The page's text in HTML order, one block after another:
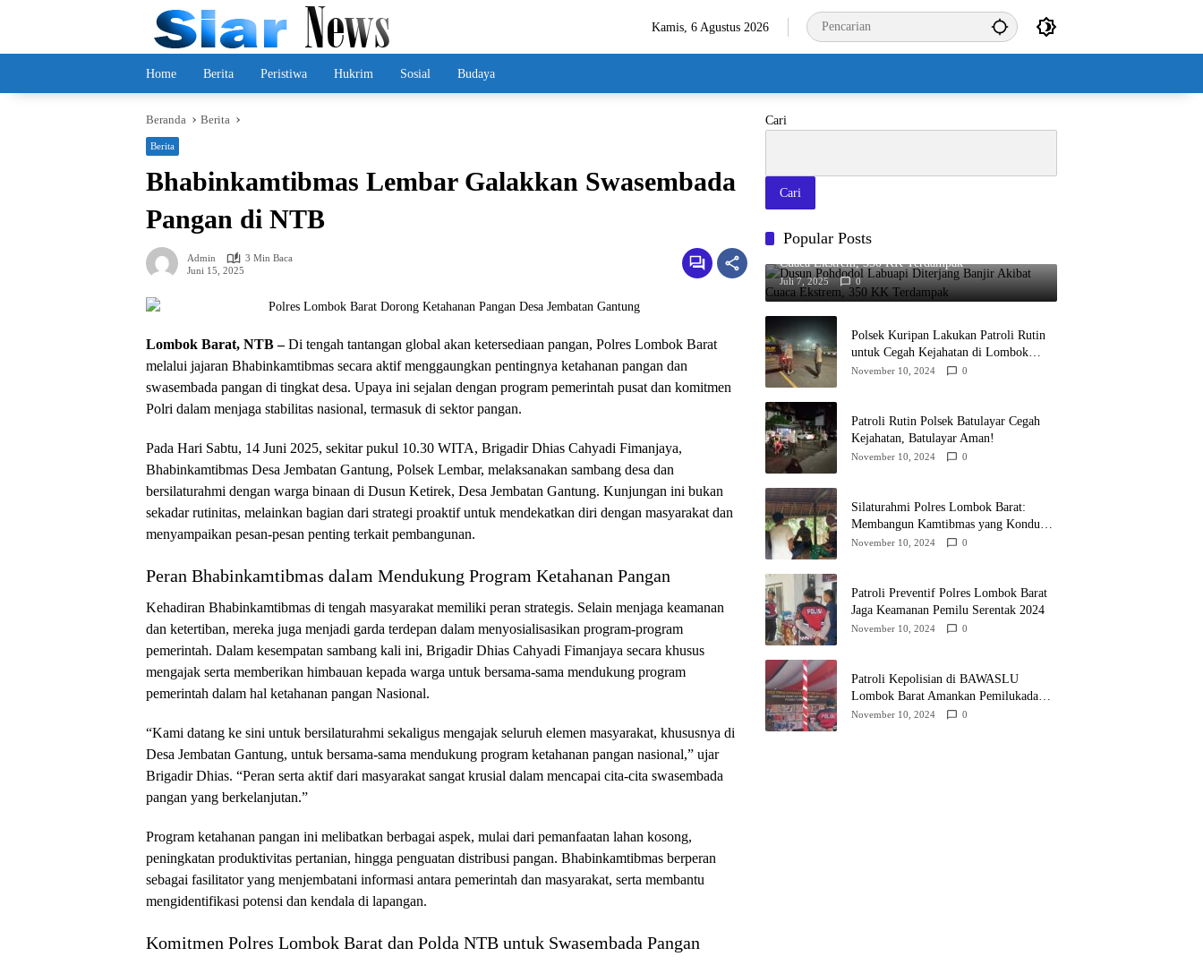
Kamis, 6 Agustus 2026
Home Berita Peristiwa Hukrim Sosial Budaya
Beranda Berita
Berita
Bhabinkamtibmas Lembar Galakkan Swasembada
Pangan di NTB
Admin
3 Min Baca
Juni 15, 2025
Lombok Barat, NTB –Di tengah tantangan global akan ketersediaan pangan, Polres Lombok Barat
melalui jajaran Bhabinkamtibmas secara aktif menggaungkan pentingnya ketahanan pangan dan
swasembada pangan di tingkat desa. Upaya ini sejalan dengan program pemerintah pusat dan komitmen
Polri dalam menjaga stabilitas nasional, termasuk di sektor pangan.
Pada Hari Sabtu, 14 Juni 2025, sekitar pukul 10.30 WITA, Brigadir Dhias Cahyadi Fimanjaya,
Bhabinkamtibmas Desa Jembatan Gantung, Polsek Lembar, melaksanakan sambang desa dan
bersilaturahmi dengan warga binaan di Dusun Ketirek, Desa Jembatan Gantung. Kunjungan ini bukan
sekadar rutinitas, melainkan bagian dari strategi proaktif untuk mendekatkan diri dengan masyarakat dan
menyampaikan pesan-pesan penting terkait pembangunan.
Peran Bhabinkamtibmas dalam Mendukung Program Ketahanan Pangan
Kehadiran Bhabinkamtibmas di tengah masyarakat memiliki peran strategis. Selain menjaga keamanan
dan ketertiban, mereka juga menjadi garda terdepan dalam menyosialisasikan program-program
pemerintah. Dalam kesempatan sambang kali ini, Brigadir Dhias Cahyadi Fimanjaya secara khusus
mengajak serta memberikan himbauan kepada warga untuk bersama-sama mendukung program
pemerintah dalam hal ketahanan pangan Nasional.
“Kami datang ke sini untuk bersilaturahmi sekaligus mengajak seluruh elemen masyarakat, khususnya di
Desa Jembatan Gantung, untuk bersama-sama mendukung program ketahanan pangan nasional,” ujar
Brigadir Dhias. “Peran serta aktif dari masyarakat sangat krusial dalam mencapai cita-cita swasembada
pangan yang berkelanjutan.”
Program ketahanan pangan ini melibatkan berbagai aspek, mulai dari pemanfaatan lahan kosong,
peningkatan produktivitas pertanian, hingga penguatan distribusi pangan. Bhabinkamtibmas berperan
sebagai fasilitator yang menjembatani informasi antara pemerintah dan masyarakat, serta membantu
mengidentifikasi potensi dan kendala di lapangan.
Komitmen Polres Lombok Barat dan Polda NTB untuk Swasembada Pangan
Cari
Cari
Popular Posts
Dusun Pohdodol Labuapi Diterjang Banjir Akibat
Cuaca Ekstrem, 350 KK Terdampak
Juli 7, 2025 0
Polsek Kuripan Lakukan Patroli Rutin
untuk Cegah Kejahatan di Lombok
Barat
November 10, 2024 0
Patroli Rutin Polsek Batulayar Cegah
Kejahatan, Batulayar Aman!
November 10, 2024 0
Silaturahmi Polres Lombok Barat:
Membangun Kamtibmas yang Kondusif
untuk Pilkada 2024
November 10, 2024 0
Patroli Preventif Polres Lombok Barat
Jaga Keamanan Pemilu Serentak 2024
November 10, 2024 0
Patroli Kepolisian di BAWASLU
Lombok Barat Amankan Pemilukada
2024
November 10, 2024 0